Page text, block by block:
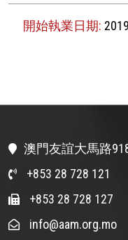
開始執業日期:
澳門友誼大馬路
+853 28 728 121
+853 28 728 127
info@aam.org.mo